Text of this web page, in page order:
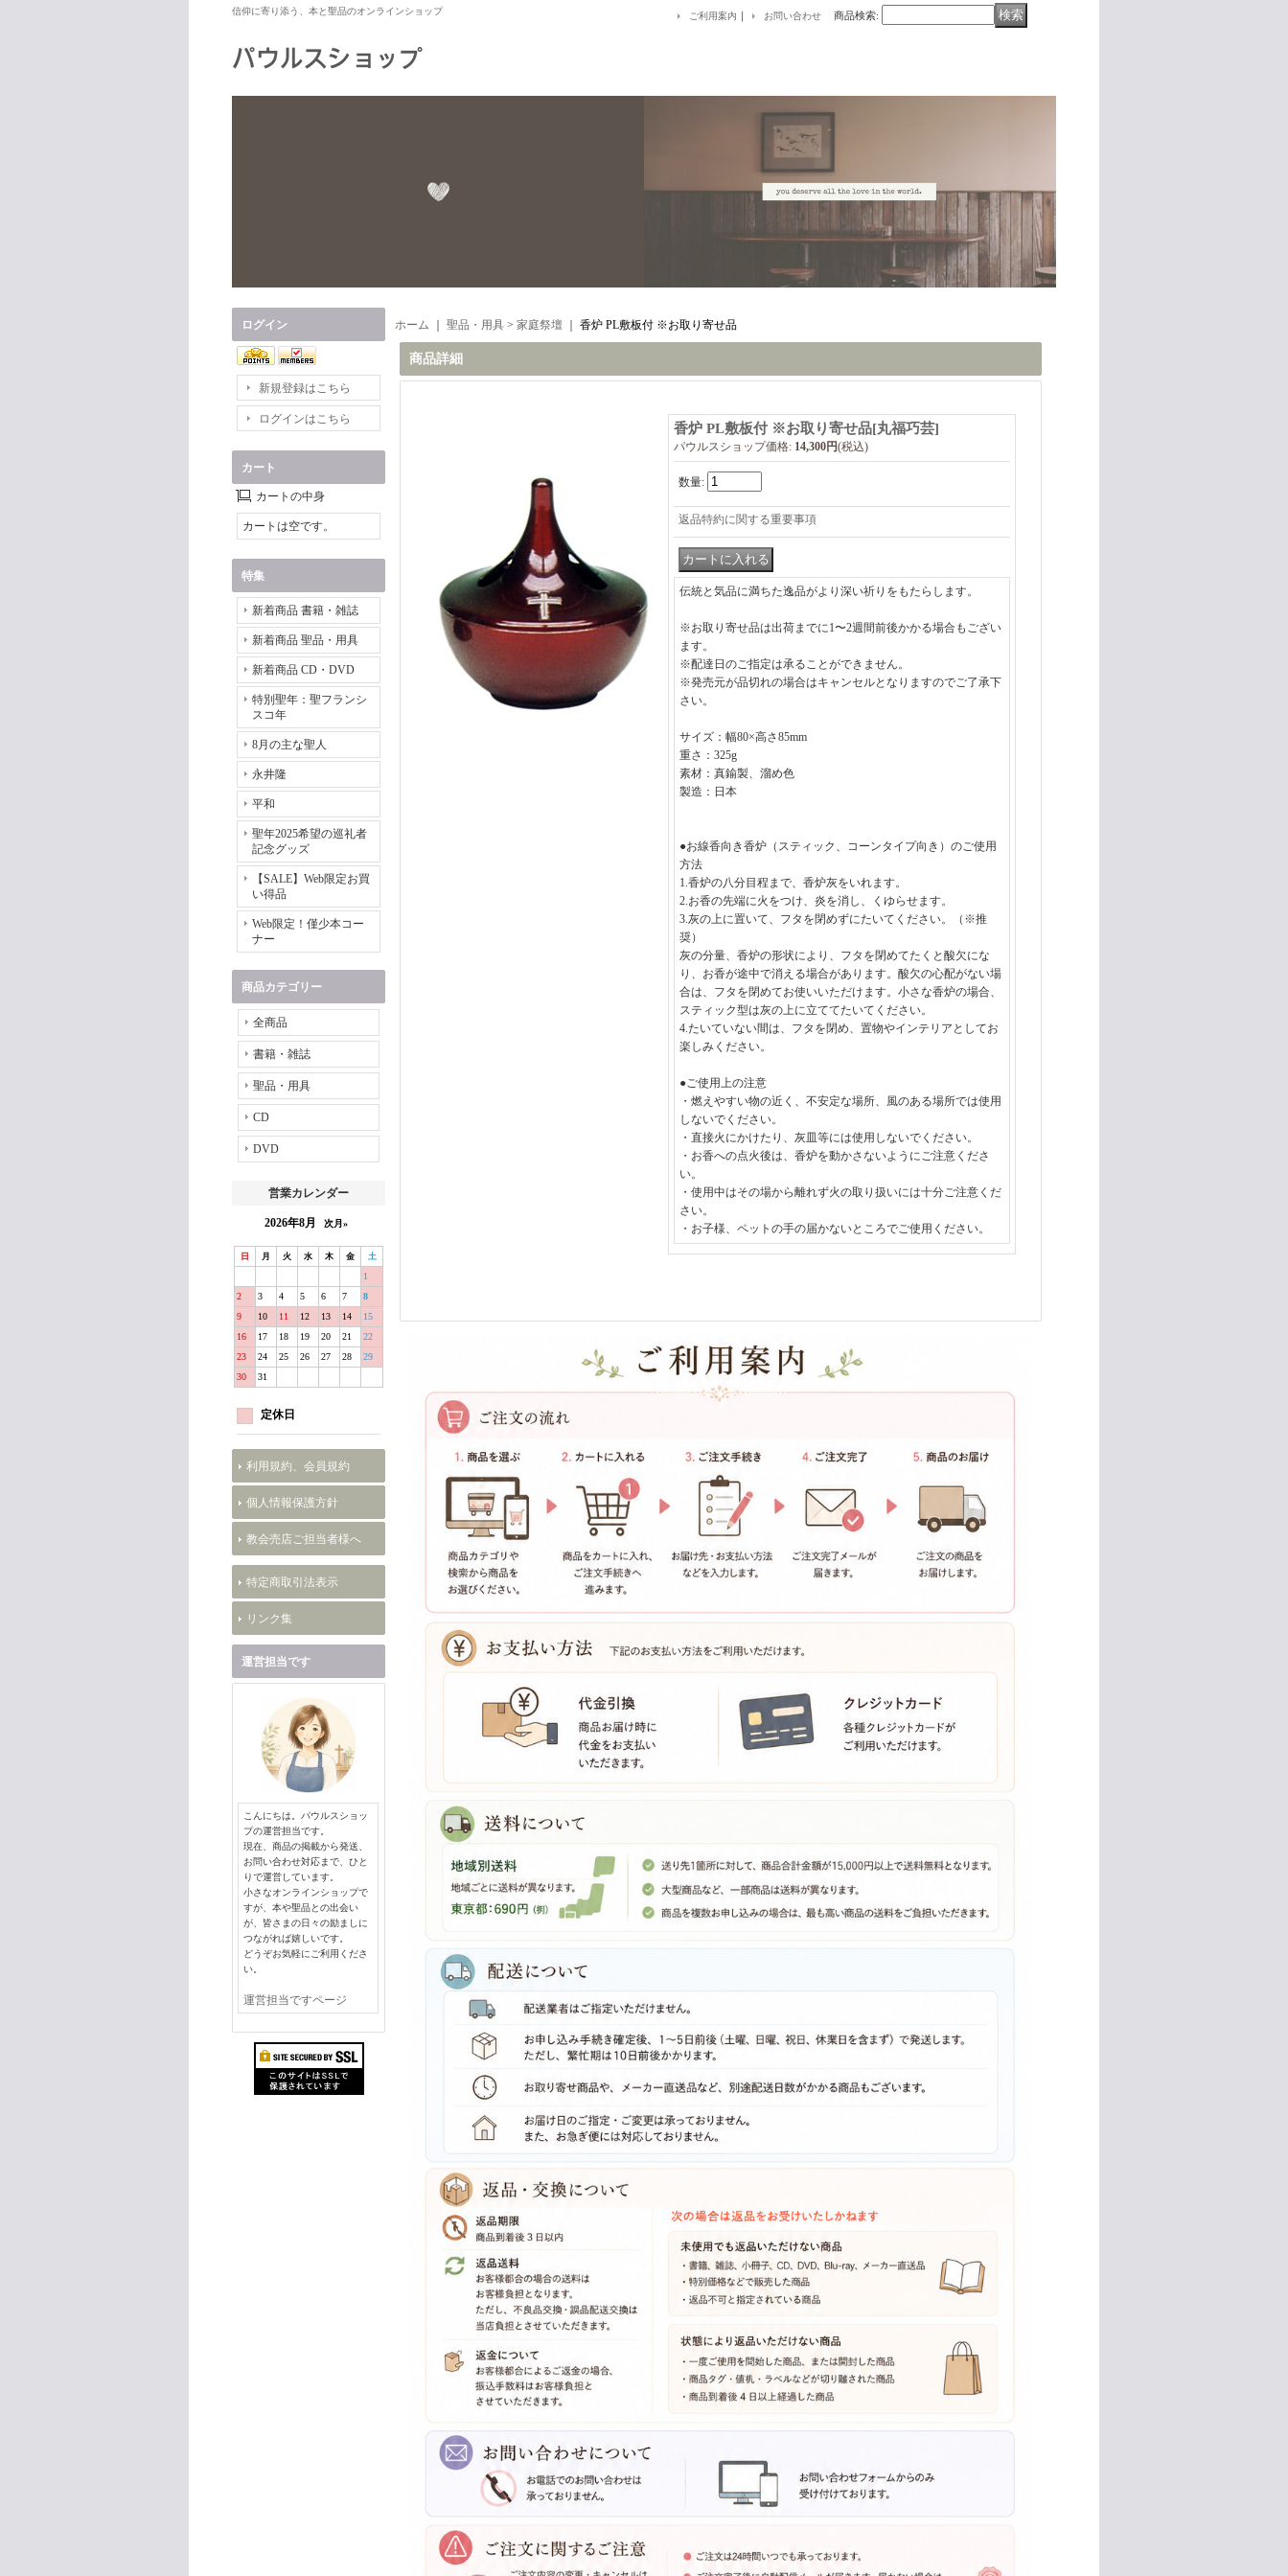
信仰に寄り添う、本と聖品のオンラインショップ ご利用案内 ｜ お問い合わせ 商品検索:
ログイン
新規登録はこちら
ログインはこちら
カート
カートの中身
カートは空です。
特集
新着商品 書籍・雑誌
新着商品 聖品・用具
新着商品 CD・DVD
特別聖年：聖フランシ
スコ年
8月の主な聖人
永井隆
平和
聖年2025希望の巡礼者
記念グッズ
【SALE】Web限定お買
い得品
Web限定！僅少本コー
ナー
商品カテゴリー
全商品
書籍・雑誌
聖品・用具
CD
DVD
営業カレンダー
2026年8月 次月»
日 月 火 水 木 金 土
1
2
3 4 5 6 7
8
9
10 11 12 13 14
15
16
17 18 19 20 21
22
23
24 25 26 27 28
29
30
31
定休日
利用規約、会員規約
個人情報保護方針
教会売店ご担当者様へ
特定商取引法表示
リンク集
運営担当です
こんにちは。パウルスショッ
プの運営担当です。
現在、商品の掲載から発送、
お問い合わせ対応まで、ひと
りで運営しています。
小さなオンラインショップで
すが、本や聖品との出会い
が、皆さまの日々の励ましに
つながれば嬉しいです。
どうぞお気軽にご利用くださ
い。
運営担当ですページ
ホーム 聖品・用具 > 家庭祭壇 香炉 PL敷板付 ※お取り寄せ品
商品詳細
香炉 PL敷板付 ※お取り寄せ品[丸福巧芸]
パウルスショップ価格: 14,300円(税込)
数量:
返品特約に関する重要事項
伝統と気品に満ちた逸品がより深い祈りをもたらします。
※お取り寄せ品は出荷までに1〜2週間前後かかる場合もござい
ます。
※配達日のご指定は承ることができません。
※発売元が品切れの場合はキャンセルとなりますのでご了承下
さい。
サイズ：幅80×高さ85mm
重さ：325g
素材：真鍮製、溜め色
製造：日本
●お線香向き香炉（スティック、コーンタイプ向き）のご使用
方法
1.香炉の八分目程まで、香炉灰をいれます。
2.お香の先端に火をつけ、炎を消し、くゆらせます。
3.灰の上に置いて、フタを閉めずにたいてください。（※推
奨）
灰の分量、香炉の形状により、フタを閉めてたくと酸欠にな
り、お香が途中で消える場合があります。酸欠の心配がない場
合は、フタを閉めてお使いいただけます。小さな香炉の場合、
スティック型は灰の上に立ててたいてください。
4.たいていない間は、フタを閉め、置物やインテリアとしてお
楽しみください。
●ご使用上の注意
・燃えやすい物の近く、不安定な場所、風のある場所では使用
しないでください。
・直接火にかけたり、灰皿等には使用しないでください。
・お香への点火後は、香炉を動かさないようにご注意くださ
い。
・使用中はその場から離れず火の取り扱いには十分ご注意くだ
さい。
・お子様、ペットの手の届かないところでご使用ください。